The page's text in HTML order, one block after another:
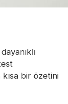
bir özetini